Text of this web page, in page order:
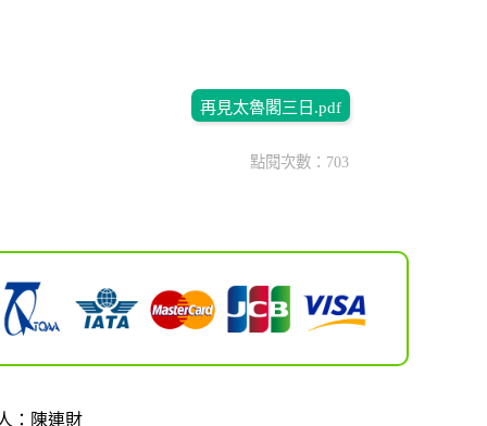
再見太魯閣三日.pdf
點閱次數：703
：陳連財